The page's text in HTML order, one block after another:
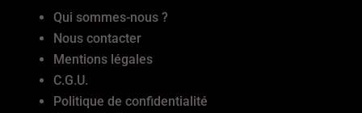
Qui sommes-nous ?
Nous contacter
Mentions légales
C.G.U.
Politique de confidentialité